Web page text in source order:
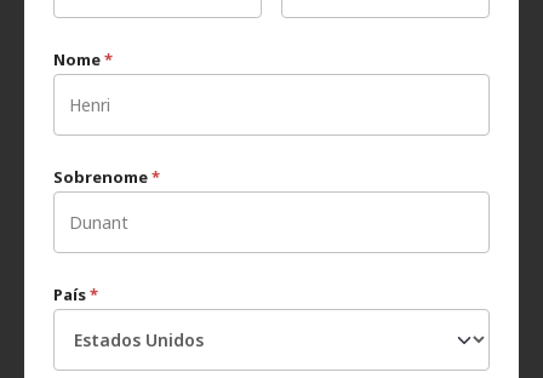
Nome*
Sobrenome*
País*